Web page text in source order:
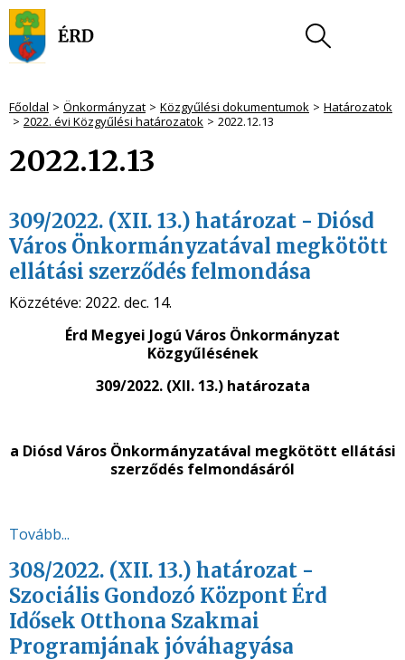
Főoldal Önkormányzat Közgyűlési dokumentumok
Határozatok
2022. évi Közgyűlési határozatok
2022.12.13
2022.12.13
309/2022. (XII. 13.) határozat - Diósd
Város Önkormányzatával megkötött
ellátási szerződés felmondása
Közzétéve: 2022. dec. 14.
Érd Megyei Jogú Város Önkormányzat
Közgyűlésének
309/2022. (XII. 13.) határozata
a Diósd Város Önkormányzatával megkötött ellátási
szerződés felmondásáról
Tovább...
308/2022. (XII. 13.) határozat -
Szociális Gondozó Központ Érd
Idősek Otthona Szakmai
Programjának jóváhagyása